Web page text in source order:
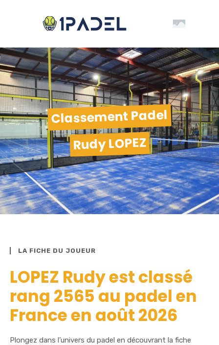
Classement Padel
Rudy LOPEZ
LA FICHE DU JOUEUR
LOPEZ Rudy est classé
rang 2565 au padel en
France en août 2026
Plongez dans l’univers du padel en découvrant la fiche